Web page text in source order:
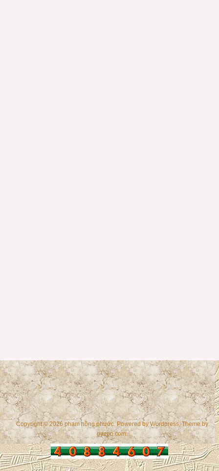
Copyright © 2026 phạm hồng phước. Powered byWordpress, Theme by
gazpo.com.